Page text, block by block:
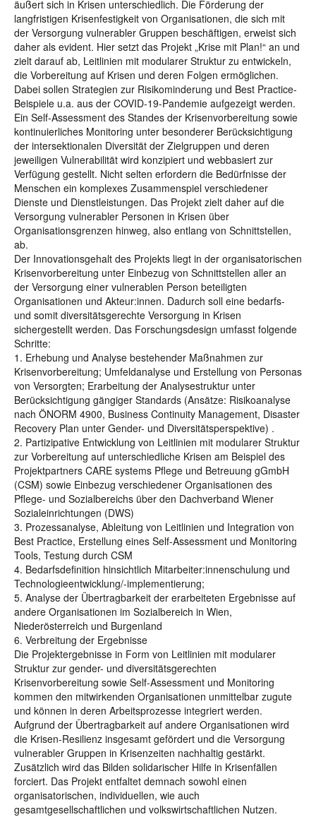
äußert sich in Krisen unterschiedlich. Die Förderung der
langfristigen Krisenfestigkeit von Organisationen, die sich mit
der Versorgung vulnerabler Gruppen beschäftigen, erweist sich
daher als evident. Hier setzt das Projekt „Krise mit Plan!“ an und
zielt darauf ab, Leitlinien mit modularer Struktur zu entwickeln,
die Vorbereitung auf Krisen und deren Folgen ermöglichen.
Dabei sollen Strategien zur Risikominderung und Best Practice-
Beispiele u.a. aus der COVID-19-Pandemie aufgezeigt werden.
Ein Self-Assessment des Standes der Krisenvorbereitung sowie
kontinuierliches Monitoring unter besonderer Berücksichtigung
der intersektionalen Diversität der Zielgruppen und deren
jeweiligen Vulnerabilität wird konzipiert und webbasiert zur
Verfügung gestellt. Nicht selten erfordern die Bedürfnisse der
Menschen ein komplexes Zusammenspiel verschiedener
Dienste und Dienstleistungen. Das Projekt zielt daher auf die
Versorgung vulnerabler Personen in Krisen über
Organisationsgrenzen hinweg, also entlang von Schnittstellen,
ab.
Der Innovationsgehalt des Projekts liegt in der organisatorischen
Krisenvorbereitung unter Einbezug von Schnittstellen aller an
der Versorgung einer vulnerablen Person beteiligten
Organisationen und Akteur:innen. Dadurch soll eine bedarfs-
und somit diversitätsgerechte Versorgung in Krisen
sichergestellt werden. Das Forschungsdesign umfasst folgende
Schritte:
1. Erhebung und Analyse bestehender Maßnahmen zur
Krisenvorbereitung; Umfeldanalyse und Erstellung von Personas
von Versorgten; Erarbeitung der Analysestruktur unter
Berücksichtigung gängiger Standards (Ansätze: Risikoanalyse
nach ÖNORM 4900, Business Continuity Management, Disaster
Recovery Plan unter Gender- und Diversitätsperspektive) .
2. Partizipative Entwicklung von Leitlinien mit modularer Struktur
zur Vorbereitung auf unterschiedliche Krisen am Beispiel des
Projektpartners CARE systems Pflege und Betreuung gGmbH
(CSM) sowie Einbezug verschiedener Organisationen des
Pflege- und Sozialbereichs über den Dachverband Wiener
Sozialeinrichtungen (DWS)
3. Prozessanalyse, Ableitung von Leitlinien und Integration von
Best Practice, Erstellung eines Self-Assessment und Monitoring
Tools, Testung durch CSM
4. Bedarfsdefinition hinsichtlich Mitarbeiter:innenschulung und
Technologieentwicklung/-implementierung;
5. Analyse der Übertragbarkeit der erarbeiteten Ergebnisse auf
andere Organisationen im Sozialbereich in Wien,
Niederösterreich und Burgenland
6. Verbreitung der Ergebnisse
Die Projektergebnisse in Form von Leitlinien mit modularer
Struktur zur gender- und diversitätsgerechten
Krisenvorbereitung sowie Self-Assessment und Monitoring
kommen den mitwirkenden Organisationen unmittelbar zugute
und können in deren Arbeitsprozesse integriert werden.
Aufgrund der Übertragbarkeit auf andere Organisationen wird
die Krisen-Resilienz insgesamt gefördert und die Versorgung
vulnerabler Gruppen in Krisenzeiten nachhaltig gestärkt.
Zusätzlich wird das Bilden solidarischer Hilfe in Krisenfällen
forciert. Das Projekt entfaltet demnach sowohl einen
organisatorischen, individuellen, wie auch
gesamtgesellschaftlichen und volkswirtschaftlichen Nutzen.